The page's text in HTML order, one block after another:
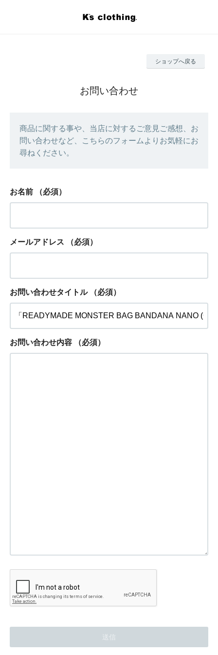
ショップへ戻る
お問い合わせ
商品に関する事や、当店に対するご意見ご感想、お
問い合わせなど、こちらのフォームよりお気軽にお
尋ねください。
お名前 （必須）
メールアドレス （必須）
お問い合わせタイトル （必須）
お問い合わせ内容 （必須）